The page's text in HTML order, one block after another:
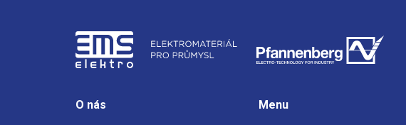
O nás Menu